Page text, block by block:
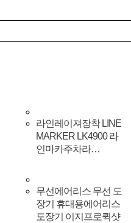
라인레이져장착 LINE
MARKER LK4900 라
인마카주차라…
무선에어리스 무선 도
장기 휴대용에어리스
도장기 이지프로퀵샷